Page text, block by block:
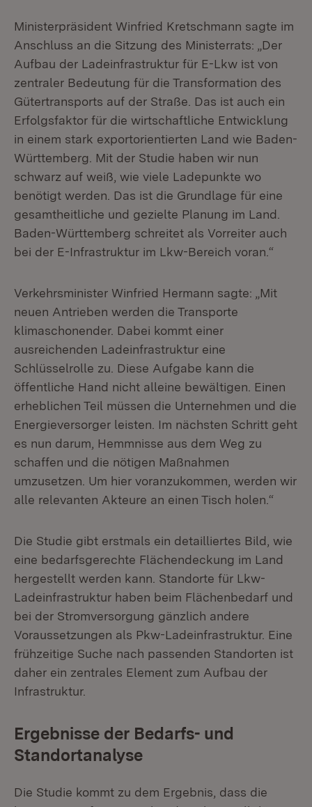
Ministerpräsident Winfried Kretschmann sagte im
Anschluss an die Sitzung des Ministerrats: „Der
Aufbau der Ladeinfrastruktur für E-Lkw ist von
zentraler Bedeutung für die Transformation des
Gütertransports auf der Straße. Das ist auch ein
Erfolgsfaktor für die wirtschaftliche Entwicklung
in einem stark exportorientierten Land wie Baden-
Württemberg. Mit der Studie haben wir nun
schwarz auf weiß, wie viele Ladepunkte wo
benötigt werden. Das ist die Grundlage für eine
gesamtheitliche und gezielte Planung im Land.
Baden-Württemberg schreitet als Vorreiter auch
bei der E-Infrastruktur im Lkw-Bereich voran.“
Verkehrsminister Winfried Hermann sagte: „Mit
neuen Antrieben werden die Transporte
klimaschonender. Dabei kommt einer
ausreichenden Ladeinfrastruktur eine
Schlüsselrolle zu. Diese Aufgabe kann die
öffentliche Hand nicht alleine bewältigen. Einen
erheblichen Teil müssen die Unternehmen und die
Energieversorger leisten. Im nächsten Schritt geht
es nun darum, Hemmnisse aus dem Weg zu
schaffen und die nötigen Maßnahmen
umzusetzen. Um hier voranzukommen, werden wir
alle relevanten Akteure an einen Tisch holen.“
Die Studie gibt erstmals ein detailliertes Bild, wie
eine bedarfsgerechte Flächendeckung im Land
hergestellt werden kann. Standorte für Lkw-
Ladeinfrastruktur haben beim Flächenbedarf und
bei der Stromversorgung gänzlich andere
Voraussetzungen als Pkw-Ladeinfrastruktur. Eine
frühzeitige Suche nach passenden Standorten ist
daher ein zentrales Element zum Aufbau der
Infrastruktur.
Ergebnisse der Bedarfs- und
Standortanalyse
Die Studie kommt zu dem Ergebnis, dass die